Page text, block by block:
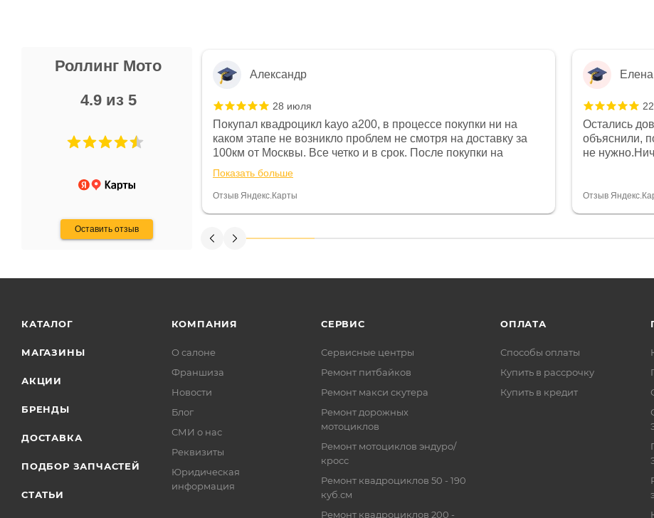
Роллинг Мото
4.9 из 5
Оставить отзыв
Не понравились условия
и дают только на год)
Александр
28 июля
Покупал квадроцикл kayo a200, в процессе покупки ни на
каком этапе не возникло проблем не смотря на доставку за
100км от Москвы. Все четко и в срок. После покупки на
спидометре всегда был 0, при этом представители магазина
постоянно были на связи и в итоге проблема была решена.
Считаю, что это говорит о небезразличии к клиенту после
Показать больше
Отзыв Яндекс.Карты
Остались
объяснили,
не
огромное
Отзыв
КАТАЛОГ
МАГАЗИНЫ
АКЦИИ
БРЕНДЫ
ДОСТАВКА
ПОДБОР ЗАПЧАСТЕЙ
СТАТЬИ
КОМПАНИЯ
О салоне
Франшиза
Новости
Блог
СМИ о нас
Реквизиты
Юридическая
информация
СЕРВИС
Сервисные центры
Ремонт питбайков
Ремонт макси скутера
Ремонт дорожных
мотоциклов
Ремонт мотоциклов эндуро/
кросс
Ремонт квадроциклов 50 - 190
куб.см
Ремонт квадроциклов 200 -
ОПЛАТА
Способы оплаты
Купить в рассрочку
Купить в кредит